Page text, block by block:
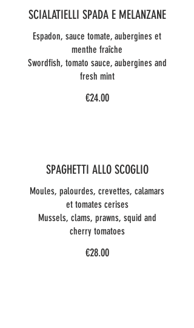
SCIALATIELLI SPADA E MELANZANE
Espadon, sauce tomate, aubergines et
menthe fraîche
Swordfish, tomato sauce, aubergines and
fresh mint
€24.00
SPAGHETTI ALLO SCOGLIO
Moules, palourdes, crevettes, calamars
et tomates cerises
Mussels, clams, prawns, squid and
cherry tomatoes
€28.00